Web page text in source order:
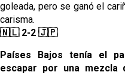
goleada, pero se ganó el
carisma.
🇳🇱 2-2 🇯🇵
Países Bajos tenía el
escapar por una mezcla